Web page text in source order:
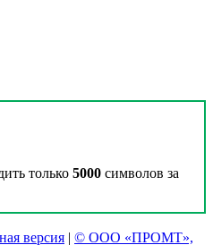
только 5000 символов за
версия | © ООО «ПРОМТ»,